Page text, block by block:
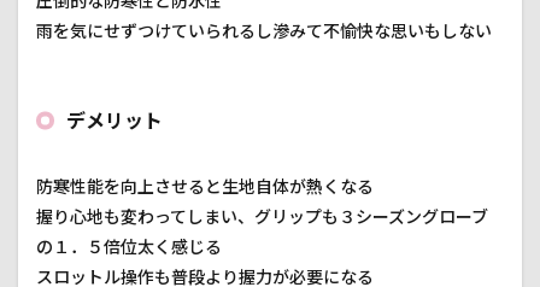
雨を気にせずつけていられるし滲みて不愉快な思いもしない
デメリット
防寒性能を向上させると生地自体が熱くなる
握り心地も変わってしまい、グリップも３シーズングローブ
の１．５倍位太く感じる
スロットル操作も普段より握力が必要になる